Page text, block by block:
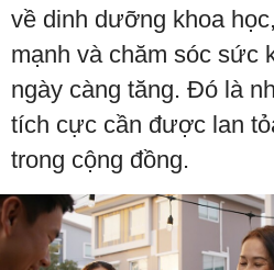
về dinh dưỡng khoa
mạnh và chăm sóc sức
ngày càng tăng. Đó là
tích cực cần được lan
trong cộng đồng.